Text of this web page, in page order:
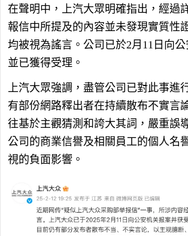
在聲明中，上汽大眾明確指出，經過
報信中所提及的內容並未發現實質性
均被視為謠言。公司已於2月11日向公
並已獲得受理。
上汽大眾強調，盡管公司已對此事進
有部份網路釋出者在持續散布不實言
往基於主觀猜測和誇大其詞，嚴重誤
公司的商業信譽及相關員工的個人名
視的負面影響。